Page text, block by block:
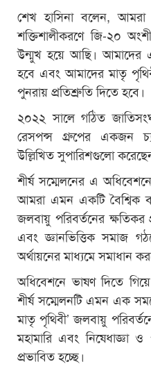
শেখ হাসিনা বলেন, আমরা
শক্তিশালীকরণে জি-২০
উন্মুখ হয়ে আছি। আমাদের
হবে এবং আমাদের মাতৃ
পুনরায় প্রতিশ্রুতি দিতে হবে।
২০২২ সালে গঠিত
রেসপন্স গ্রুপের একজন
উল্লিখিত সুপারিশগুলো
শীর্ষ সম্মেলনের এ
আমরা এমন একটি বৈশ্বিক
জলবায়ু পরিবর্তনের ক্ষতিকর
এবং জ্ঞানভিত্তিক সমাজ
অর্থায়নের মাধ্যমে সমাধান
অধিবেশনে ভাষণ দিতে
শীর্ষ সম্মেলনটি এমন এক
মাতৃ পৃথিবী’ জলবায়ু
মহামারি এবং নিষেধাজ্ঞা ও
প্রভাবিত হচ্ছে।